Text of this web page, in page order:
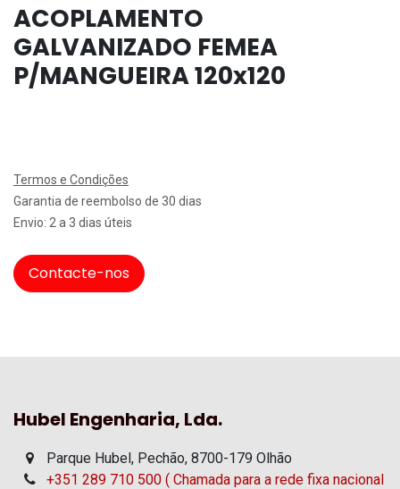
ACOPLAMENTO
GALVANIZADO FEMEA
P/MANGUEIRA 120x120
Termos e Condições
Garantia de reembolso de 30 dias
Envio: 2 a 3 dias úteis
Contacte-nos
Hubel Engenharia, Lda.
Parque Hubel, Pechão, 8700-179 Olhão
+351 289 710 500 ( Chamada para a rede fixa nacional